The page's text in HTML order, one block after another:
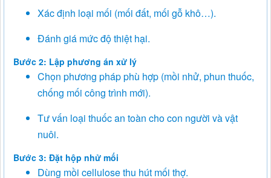
Xác định loại mối (mối đất, mối gỗ khô…).
Đánh giá mức độ thiệt hại.
Bước 2: Lập phương án xử lý
Chọn phương pháp phù hợp (mồi nhử, phun thuốc,
chống mối công trình mới).
Tư vấn loại thuốc an toàn cho con người và vật
nuôi.
Bước 3: Đặt hộp nhử mối
Dùng mồi cellulose thu hút mối thợ.